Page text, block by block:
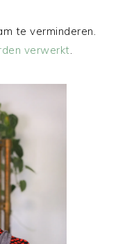
te verminderen.
verwerkt.